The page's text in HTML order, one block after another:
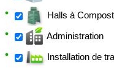
Halls à
Administration
Installation de